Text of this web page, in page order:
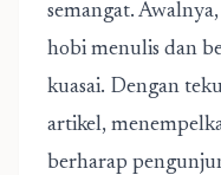
semangat.
hobi menulis dan
kuasai. Dengan
artikel,
berharap